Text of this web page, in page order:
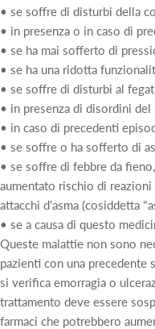
• se soffre di disturbi della
• in presenza o in caso di
• se ha mai sofferto di
• se ha una ridotta
• se soffre di disturbi al
• in presenza di disordini
• in caso di precedenti
• se soffre o ha sofferto di
• se soffre di febbre da
aumentato rischio di
attacchi d'asma (cosiddetta
• se a causa di questo
Queste malattie non sono
pazienti con una
si verifica emorragia o
trattamento deve essere
farmaci che potrebbero